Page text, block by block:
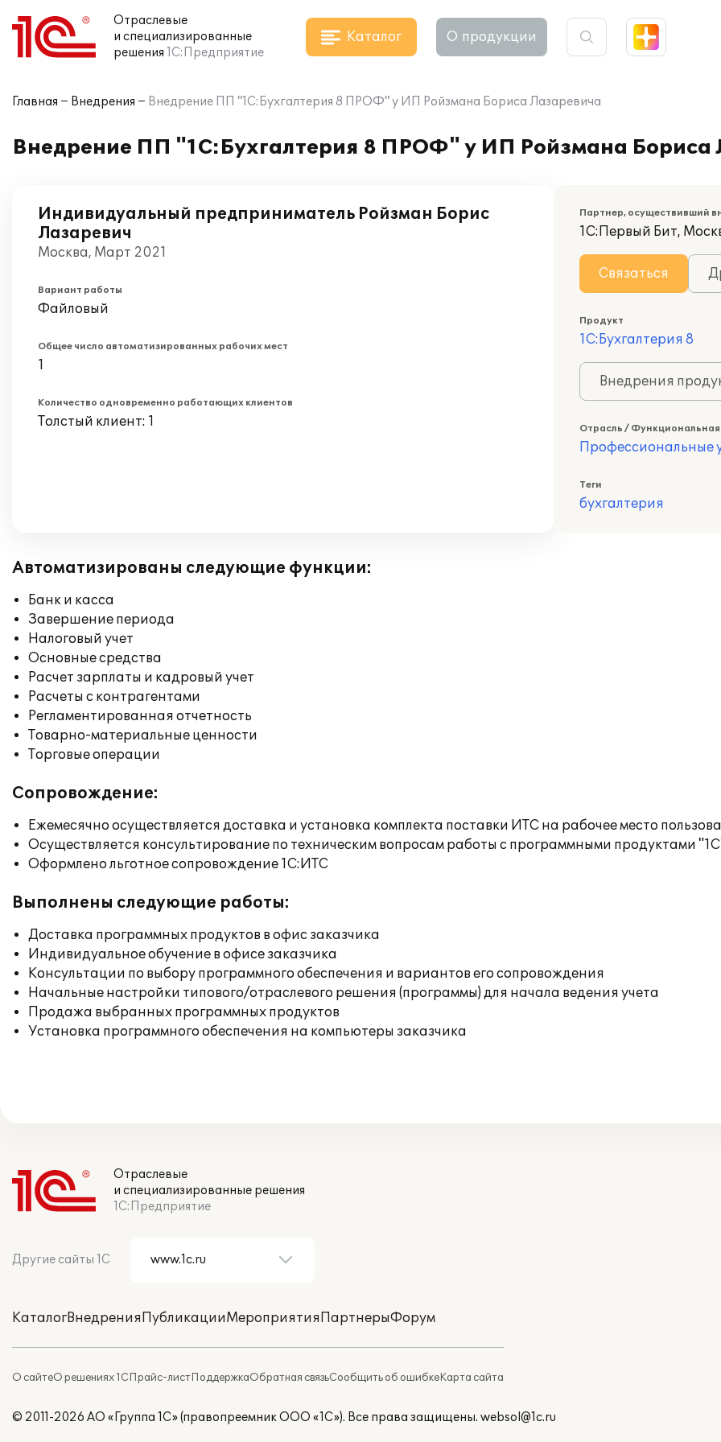
Отраслевые
и специализированные
решения 1С:Предприятие
Каталог О продукции
Главная Внедрения Внедрение ПП "1С:Бухгалтерия 8 ПРОФ" у ИП Ройзмана Бориса Лазаревича
Внедрение ПП "1С:Бухгалтерия 8 ПРОФ" у ИП Ройзмана Бориса
Индивидуальный предприниматель Ройзман Борис
Лазаревич
Москва, Март 2021
Вариант работы
Файловый
Общее число автоматизированных рабочих мест
1
Количество одновременно работающих клиентов
Толстый клиент: 1
Партнер, осуществивший
1С:Первый Бит,
Связаться
Продукт
1С:Бухгалтерия 8
Внедрения
Отрасль / Функциональная
Профессиональные
Теги
бухгалтерия
Автоматизированы следующие функции:
Банк и касса
Завершение периода
Налоговый учет
Основные средства
Расчет зарплаты и кадровый учет
Расчеты с контрагентами
Регламентированная отчетность
Товарно-материальные ценности
Торговые операции
Сопровождение:
Ежемесячно осуществляется доставка и установка комплекта поставки ИТС на рабочее место
Осуществляется консультирование по техническим вопросам работы с программными продуктами
Оформлено льготное сопровождение 1С:ИТС
Выполнены следующие работы:
Доставка программных продуктов в офис заказчика
Индивидуальное обучение в офисе заказчика
Консультации по выбору программного обеспечения и вариантов его сопровождения
Начальные настройки типового/отраслевого решения (программы) для начала ведения учета
Продажа выбранных программных продуктов
Установка программного обеспечения на компьютеры заказчика
Отраслевые
и специализированные решения
1С:Предприятие
Другие сайты 1С
КаталогВнедренияПубликацииМероприятияПартнерыФорум
О сайтеО решениях 1СПрайс-листПоддержкаОбратная связьСообщить об ошибкеКарта сайта
© 2011-2026 АО «Группа 1С» (правопреемник ООО «1С»). Все права защищены. websol@1c.ru